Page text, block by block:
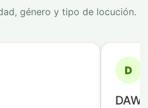
género y tipo de locución.
D
DAWI